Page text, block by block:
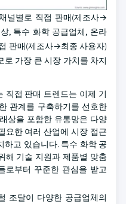
널별로 직접 판매(제조사→
, 특수 화학 공급업체, 온라
판매(제조사→최종 사용자)
로 가장 큰 시장 가치를 차지
직접 판매 트렌드는 이제 기
관계를 구축하기를 선호한
상을 포함한 유통망은 다양
요한 여러 산업에 시장 접근
하고 있습니다. 특수 화학 공
해 기술 지원과 제품별 맞춤
로부터 꾸준한 관심을 받고
조달이 다양한 공급업체의